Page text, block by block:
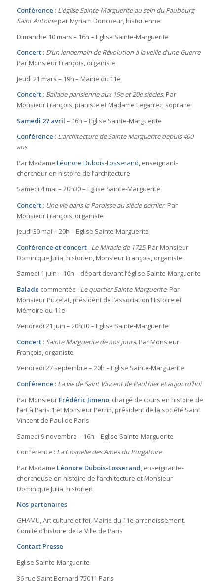
Conférence : L’église Sainte-Marguerite au sein du Faubourg
Saint Antoinepar Myriam Doncoeur, historienne.
Dimanche 10 mars – 16h – Eglise Sainte-Marguerite
Concert: D’un lendemain de Révolution à la veille d’une Guerre.
Par Monsieur François, organiste
Jeudi 21 mars – 19h – Mairie du 11e
Concert: Ballade parisienne aux 19e et 20e siècles. Par
Monsieur François, pianiste et Madame Legarrec, soprane
Samedi 27 avril – 16h – Eglise Sainte-Marguerite
Conférence : L’architecture de Sainte Marguerite depuis 400
ans
Par Madame Léonore Dubois-Losserand, enseignant-
chercheur en histoire de l’architecture
Samedi 4 mai – 20h30 – Eglise Sainte-Marguerite
Concert: Une vie dans la Paroisse au siècle dernier. Par
Monsieur François, organiste
Jeudi 30 mai – 20h – Eglise Sainte-Marguerite
Conférence et concert: Le Miracle de 1725. Par Monsieur
Dominique Julia, historien, Monsieur François, organiste
Samedi 1 juin – 10h – départ devant l’église Sainte-Marguerite
Balade commentée : Le quartier Sainte Marguerite. Par
Monsieur Puzelat, président de l’association Histoire et
Mémoire du 11e
Vendredi 21 juin – 20h30 – Eglise Sainte-Marguerite
Concert: Sainte Marguerite de nos jours. Par Monsieur
François, organiste
Vendredi 27 septembre – 20h – Eglise Sainte-Marguerite
Conférence : La vie de Saint Vincent de Paul hier et aujourd’hui
Par Monsieur Frédéric Jimeno, chargé de cours en histoire de
l’art à Paris 1 et Monsieur Perrin, président de la société Saint
Vincent de Paul de Paris
Samedi 9 novembre – 16h – Eglise Sainte-Marguerite
Conférence : La Chapelle des Ames du Purgatoire
Par Madame Léonore Dubois-Losserand, enseignante-
chercheuse en histoire de l’architecture et Monsieur
Dominique Julia, historien
Nos partenaires
GHAMU, Art culture et foi, Mairie du 11e arrondissement,
Comité d’histoire de la Ville de Paris
Contact Presse
Eglise Sainte-Marguerite
36 rue Saint Bernard 75011 Paris